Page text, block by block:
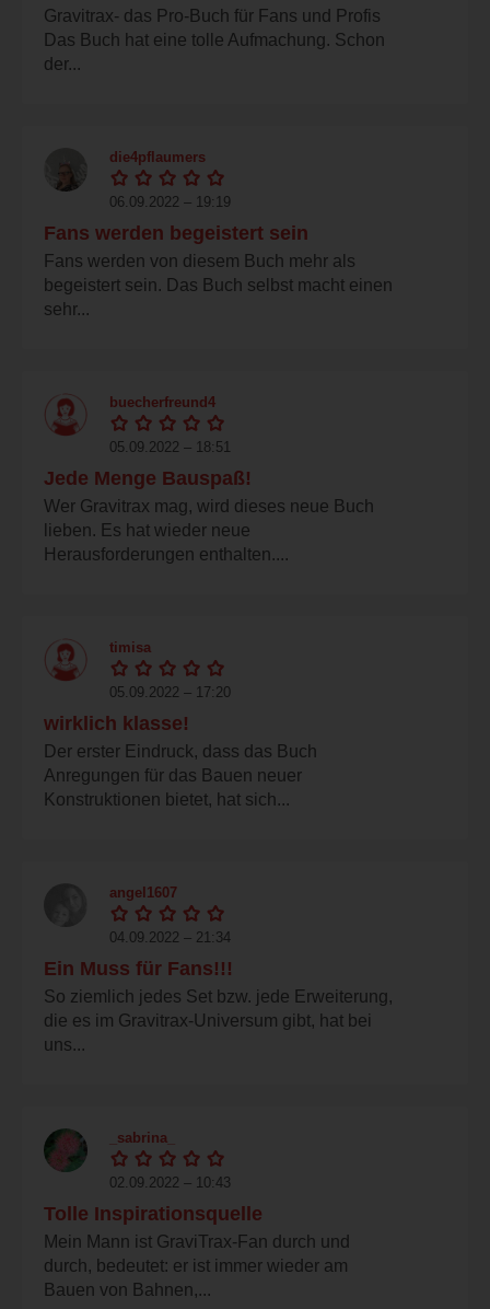
Gravitrax- das Pro-Buch für Fans und Profis
Das Buch hat eine tolle Aufmachung. Schon
der...
die4pflaumers
06.09.2022 – 19:19
Fans werden begeistert sein
Fans werden von diesem Buch mehr als
begeistert sein. Das Buch selbst macht einen
sehr...
buecherfreund4
05.09.2022 – 18:51
Jede Menge Bauspaß!
Wer Gravitrax mag, wird dieses neue Buch
lieben. Es hat wieder neue
Herausforderungen enthalten....
timisa
05.09.2022 – 17:20
wirklich klasse!
Der erster Eindruck, dass das Buch
Anregungen für das Bauen neuer
Konstruktionen bietet, hat sich...
angel1607
04.09.2022 – 21:34
Ein Muss für Fans!!!
So ziemlich jedes Set bzw. jede Erweiterung,
die es im Gravitrax-Universum gibt, hat bei
uns...
_sabrina_
02.09.2022 – 10:43
Tolle Inspirationsquelle
Mein Mann ist GraviTrax-Fan durch und
durch, bedeutet: er ist immer wieder am
Bauen von Bahnen,...